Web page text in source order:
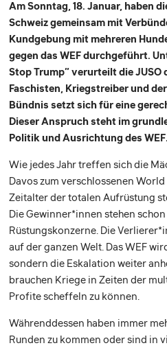
Am Sonntag, 18. Januar, haben
Schweiz gemeinsam mit
Kundgebung mit mehreren
gegen das WEF durchgeführt.
Stop Trump” verurteilt die JUSO
Faschisten, Kriegstreiber und
Bündnis setzt sich für eine
Dieser Anspruch steht im
Politik und Ausrichtung des WEF.
Wie jedes Jahr treffen sich die
Davos zum verschlossenen
Zeitalter der totalen Aufrüstung
Die Gewinner*innen stehen
Rüstungskonzerne. Die
auf der ganzen Welt. Das WEF
sondern die Eskalation weiter
brauchen Kriege in Zeiten der
Profite scheffeln zu können.
Währenddessen haben immer
Runden zu kommen oder sind in